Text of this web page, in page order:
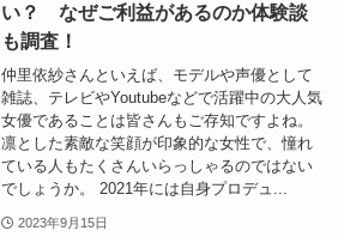
い？ なぜご利益があるのか体験談
も調査！
仲里依紗さんといえば、モデルや声優として
雑誌、テレビやYoutubeなどで活躍中の大人気
女優であることは皆さんもご存知ですよね。
凛とした素敵な笑顔が印象的な女性で、憧れ
ている人もたくさんいらっしゃるのではない
でしょうか。 2021年には自身プロデュ...
2023年9月15日